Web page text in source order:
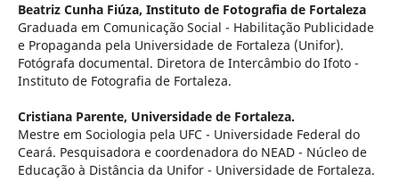
Beatriz Cunha Fiúza, Instituto de Fotografia de Fortaleza
Graduada em Comunicação Social - Habilitação Publicidade
e Propaganda pela Universidade de Fortaleza (Unifor).
Fotógrafa documental. Diretora de Intercâmbio do Ifoto -
Instituto de Fotografia de Fortaleza.
Cristiana Parente, Universidade de Fortaleza.
Mestre em Sociologia pela UFC - Universidade Federal do
Ceará. Pesquisadora e coordenadora do NEAD - Núcleo de
Educação à Distância da Unifor - Universidade de Fortaleza.